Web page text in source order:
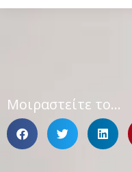
Μοιραστείτε το...